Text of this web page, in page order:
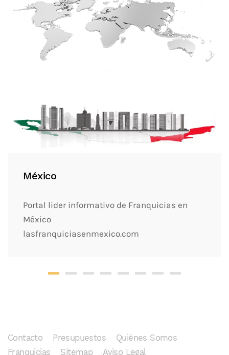
México
Portal lider informativo de Franquicias en
México
lasfranquiciasenmexico.com
Contacto Presupuestos
Quiénes Somos
Franquicias
Sitemap Aviso Legal